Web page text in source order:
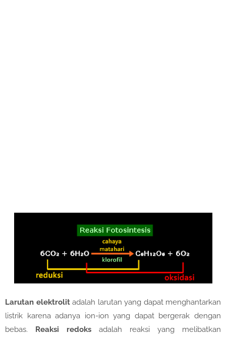
Larutan elektrolit adalah larutan yang dapat menghantarkan
listrik karena adanya ion-ion yang dapat bergerak dengan
bebas. Reaksi redoks adalah reaksi
yang melibatkan